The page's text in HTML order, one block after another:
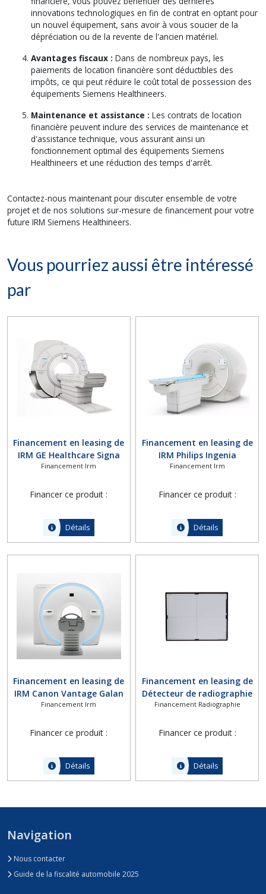
innovations technologiques en fin de contrat en optant pour
un nouvel équipement, sans avoir à vous soucier de la
dépréciation ou de la revente de l'ancien matériel.
Avantages fiscaux : Dans de nombreux pays, les
paiements de location financière sont déductibles des
impôts, ce qui peut réduire le coût total de possession des
équipements Siemens Healthineers.
Maintenance et assistance : Les contrats de location
financière peuvent inclure des services de maintenance et
d'assistance technique, vous assurant ainsi un
fonctionnement optimal des équipements Siemens
Healthineers et une réduction des temps d'arrêt.
Contactez-nous maintenant pour discuter ensemble de votre
projet et de nos solutions sur-mesure de financement pour votre
future IRM Siemens Healthineers.
Vous pourriez aussi être intéressé
par
Financement en leasing de
IRM GE Healthcare Signa
Pioneer
Financement Irm
Financer ce produit :
Détails
Financement en leasing de
IRM Philips Ingenia
Ambition 1.5T X
Financement Irm
Financer ce produit :
Détails
Financement en leasing de
IRM Canon Vantage Galan
3T
Financement Irm
Financer ce produit :
Détails
Financement en leasing de
Détecteur de radiographie
numérique Canon CXDI-
Financement Radiographie
Financer ce produit :
Détails
Navigation
Nous contacter
Guide de la fiscalité automobile 2025